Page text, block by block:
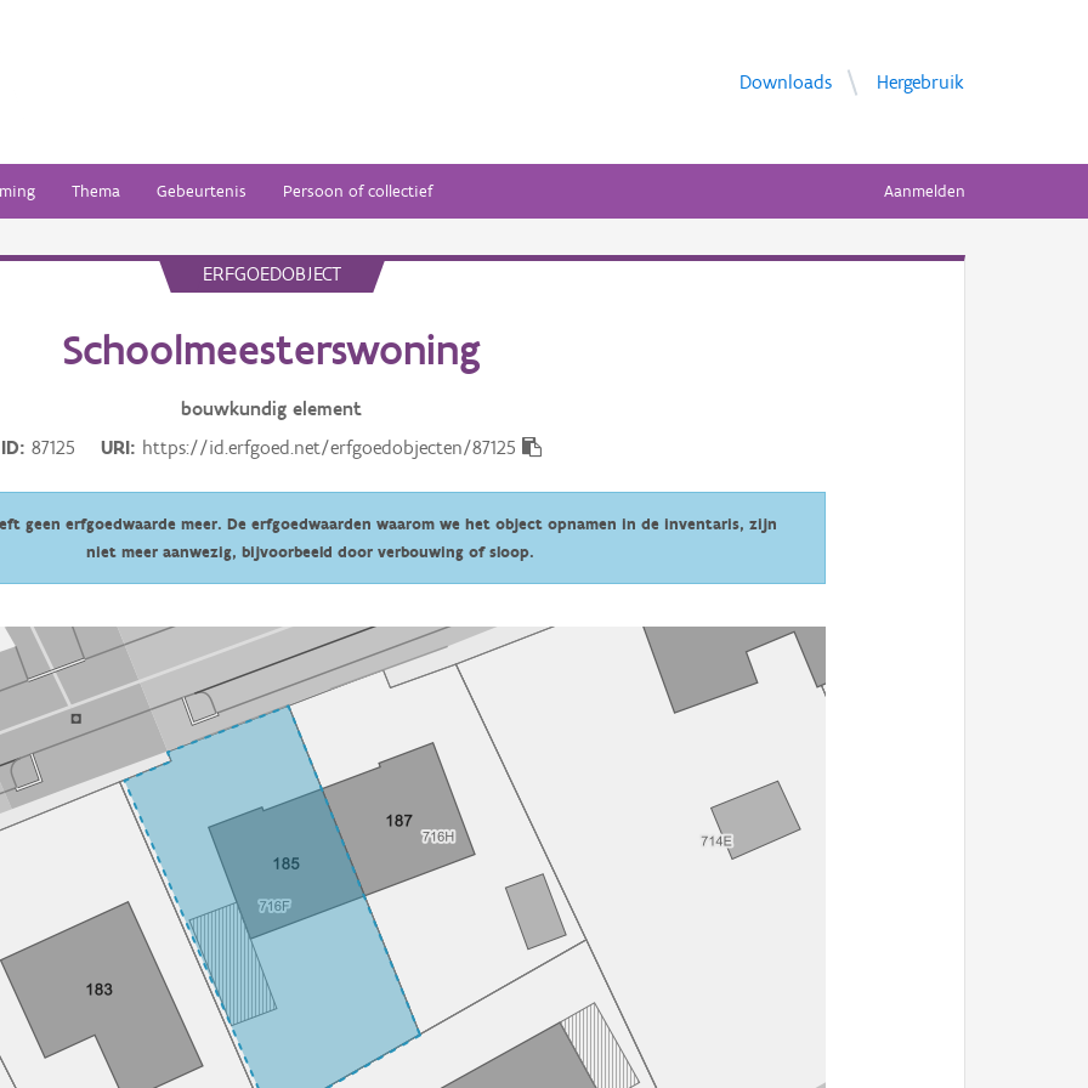
Downloads Hergebruik
Thema Gebeurtenis Persoon of collectief Aanmelden
ERFGOEDOBJECT
Schoolmeesterswoning
bouwkundig element
ID
87125 URI https://id.erfgoed.net/erfgoedobjecten/87125
geen erfgoedwaarde meer. De erfgoedwaarden waarom we het object opnamen in de inventaris, zijn
niet meer aanwezig, bijvoorbeeld door verbouwing of sloop.